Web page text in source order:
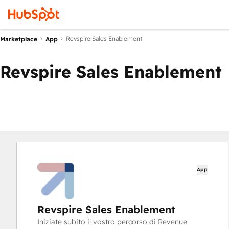
Marketplace App Revspire Sales Enablement
Revspire Sales Enablement
App
Revspire Sales Enablement
Iniziate subito il vostro percorso di Revenue